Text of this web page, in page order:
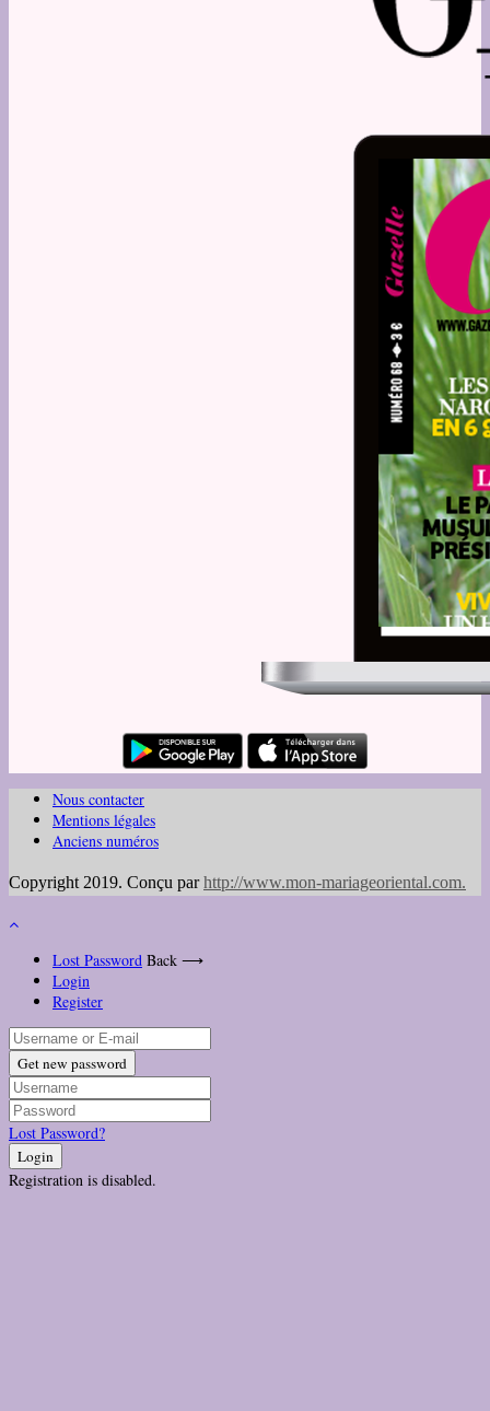
Nous contacter
Mentions légales
Anciens numéros
Copyright 2019. Conçu parhttp://www.mon-mariageoriental.com.
Lost Password Back ⟶
Login
Register
Get new password
Lost Password?
Login
Registration is disabled.